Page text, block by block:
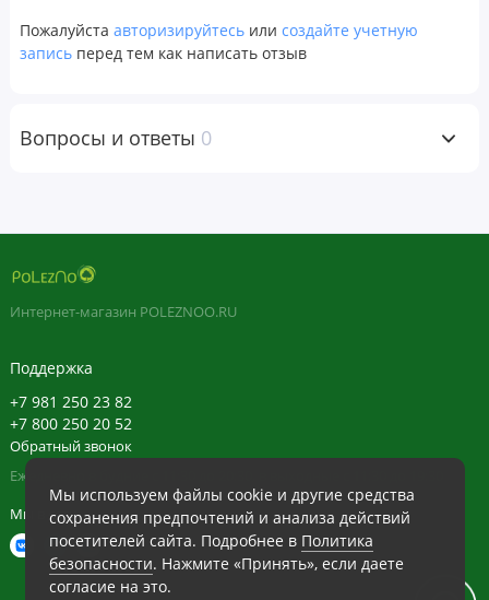
использовании. При беременности, а также если вы
кормите грудью или принимаете какие-либо медицинские
магния, диоксид кремния.
Не содержит глютена. Не содержит сахара, соли, дрожжей,
пшеницы, сои, кукурузы, молочных продуктов,
Предупреждения
Хранить в недоступном для детей месте. Упаковка
Не используйте данный продукт, если защитная мембрана
повреждена или отсутствует.
Пожалуйста авторизируйтесь или создайте учетную
запись перед тем как написать отзыв
Вопросы и ответы 0
Мы используем файлы cookie и другие средства
сохранения предпочтений и анализа действий
посетителей сайта. Подробнее в Политика
безопасности. Нажмите «Принять», если даете
согласие на это.
Интернет-магазин POLEZNOO.RU
Поддержка
+7 981 250 23 82
+7 800 250 20 52
Обратный звонок
Ежедневно в будние с 11:30 до 20:30, в выходные с 11:30 до 19:30
Мы в сети